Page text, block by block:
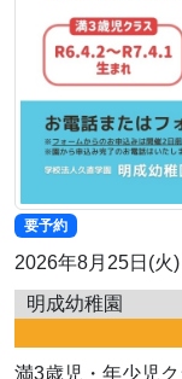
要予約
2026年8月25日(
明成幼稚園
満3歳児・年少児